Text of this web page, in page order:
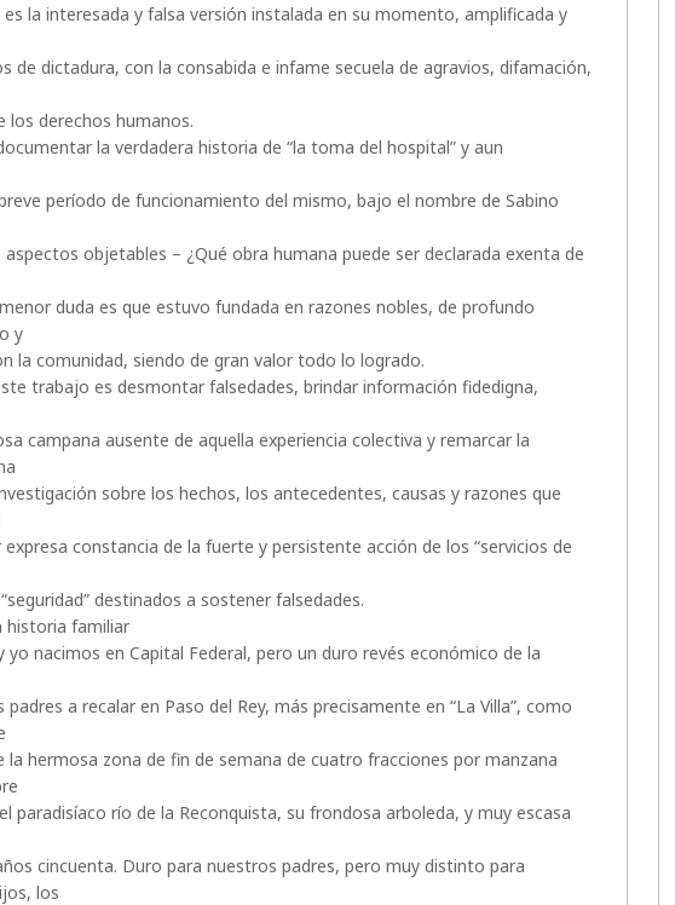
la interesada y falsa versión instalada en su momento, amplificada y
de dictadura, con la consabida e infame secuela de agravios, difamación,
los derechos humanos.
la verdadera historia de “la toma del hospital” y aun
período de funcionamiento del mismo, bajo el nombre de Sabino
objetables – ¿Qué obra humana puede ser declarada exenta de
duda es que estuvo fundada en razones nobles, de profundo
y
la comunidad, siendo de gran valor todo lo logrado.
trabajo es desmontar falsedades, brindar información fidedigna,
campana ausente de aquella experiencia colectiva y remarcar la
sobre los hechos, los antecedentes, causas y razones que
constancia de la fuerte y persistente acción de los “servicios de
destinados a sostener falsedades.
historia familiar
yo nacimos en Capital Federal, pero un duro revés económico de la
a recalar en Paso del Rey, más precisamente en “La Villa”, como
la hermosa zona de fin de semana de cuatro fracciones por manzana
paradisíaco río de la Reconquista, su frondosa arboleda, y muy escasa
cincuenta. Duro para nuestros padres, pero muy distinto para
los